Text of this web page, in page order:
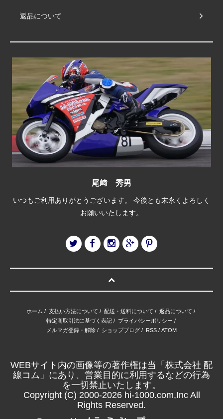
返品について
尾﨑 秀男
いつもご利用ありがとうございます。 今後とも末永くよろしく
お願いいたします。
ホーム / 支払い方法について / 配送・送料について / 返品について /
特定商取引法に基づく表記/ プライバシーポリシー /
メルマガ登録・解除 / ショップブログ / RSS / ATOM
WEBサイト内の画像等の著作権は当「株式会社 配
線コム」にあり、営業目的に利用するなどの行為
を一切禁止いたします。
Copyright (C) 2000-2026 hi-1000.com,Inc All
Rights Reserved.